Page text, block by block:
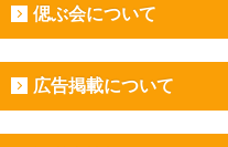
偲ぶ会について
広告掲載について